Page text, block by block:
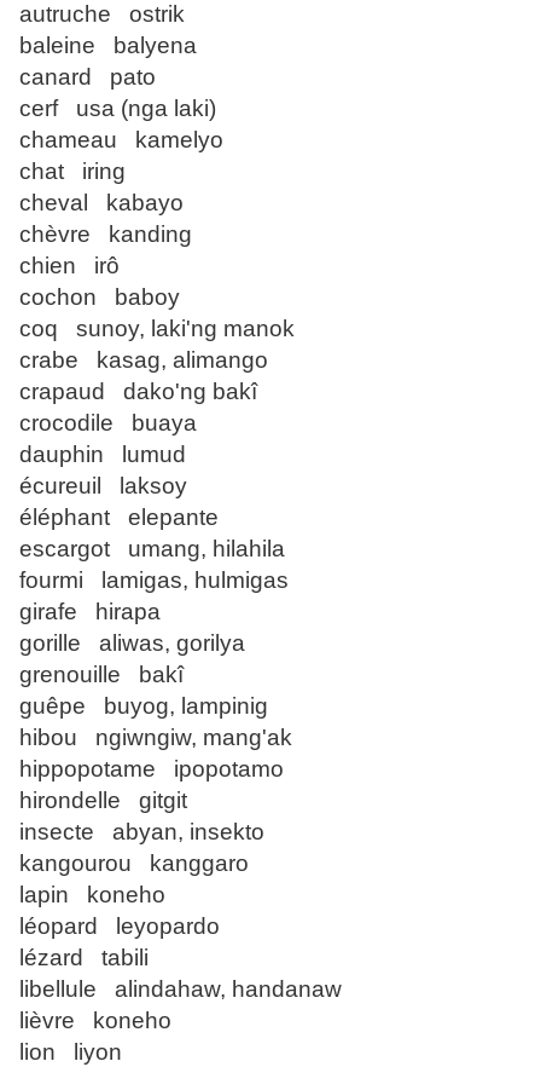
autruche ostrik
baleine balyena
canard pato
cerf usa (nga laki)
chameau kamelyo
chat iring
cheval kabayo
chèvre kanding
chien irô
cochon baboy
coq sunoy, laki'ng manok
crabe kasag, alimango
crapaud dako'ng bakî
crocodile buaya
dauphin lumud
écureuil laksoy
éléphant elepante
escargot umang, hilahila
fourmi lamigas, hulmigas
girafe hirapa
gorille aliwas, gorilya
grenouille bakî
guêpe buyog, lampinig
hibou ngiwngiw, mang'ak
hippopotame ipopotamo
hirondelle gitgit
insecte abyan, insekto
kangourou kanggaro
lapin koneho
léopard leyopardo
lézard tabili
libellule alindahaw, handanaw
lièvre koneho
lion liyon